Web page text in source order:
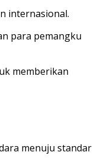
internasional.
para pemangku
memberikan
menuju standar